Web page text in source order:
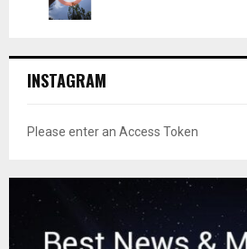
INSTAGRAM
Please enter an Access Token